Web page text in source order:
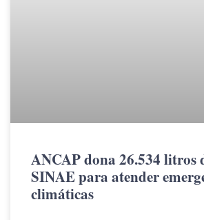
ANCAP dona 26.534 litros
SINAE para atender
climáticas